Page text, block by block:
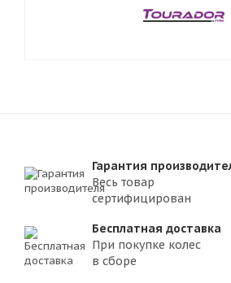
Гарантия
Весь товар
сертифицирован
Бесплатная доставка
При покупке колес
в сборе